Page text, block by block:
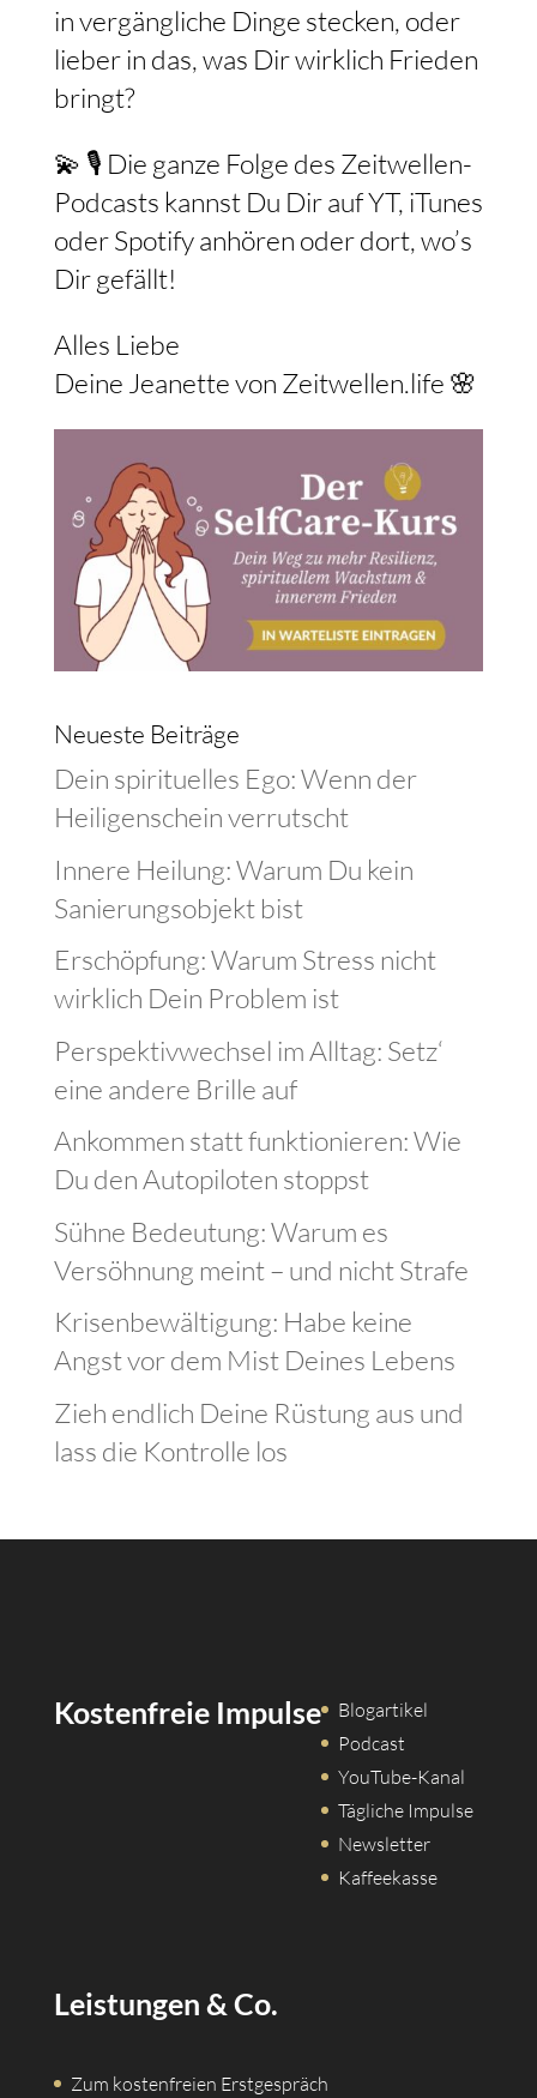
in vergängliche Dinge stecken, oder
lieber in das, was Dir wirklich Frieden
bringt?
💫 🎙️ Die ganze Folge des Zeitwellen-
Podcasts kannst Du Dir auf YT, iTunes
oder Spotify anhören oder dort, wo’s
Dir gefällt!
Alles Liebe
Deine Jeanette von Zeitwellen.life 🌸
Neueste Beiträge
Dein spirituelles Ego: Wenn der
Heiligenschein verrutscht
Innere Heilung: Warum Du kein
Sanierungsobjekt bist
Erschöpfung: Warum Stress nicht
wirklich Dein Problem ist
Perspektivwechsel im Alltag: Setz‘
eine andere Brille auf
Ankommen statt funktionieren: Wie
Du den Autopiloten stoppst
Sühne Bedeutung: Warum es
Versöhnung meint – und nicht Strafe
Krisenbewältigung: Habe keine
Angst vor dem Mist Deines Lebens
Zieh endlich Deine Rüstung aus und
lass die Kontrolle los
Kostenfreie Impulse
Blogartikel
Podcast
YouTube-Kanal
Tägliche Impulse
Newsletter
Kaffeekasse
Leistungen & Co.
Zum kostenfreien Erstgespräch